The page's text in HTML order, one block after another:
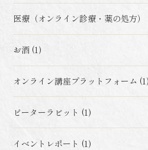
医療（オンライン診療・薬の処方）
お酒 (1)
オンライン講座プラットフォーム (1)
ピーターラビット (1)
イベントレポート (1)